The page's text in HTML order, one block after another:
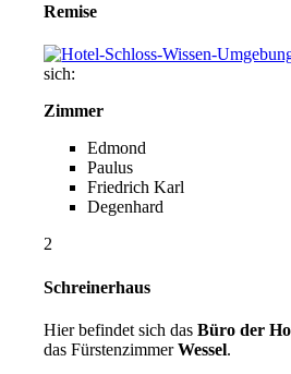
Remise
sich:
Zimmer
Edmond
Paulus
Friedrich Karl
Degenhard
2
Schreinerhaus
Hier befindet sich dasBüro der
das FürstenzimmerWessel.